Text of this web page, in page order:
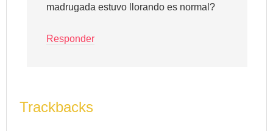
madrugada estuvo llorando es normal?
Responder
Trackbacks